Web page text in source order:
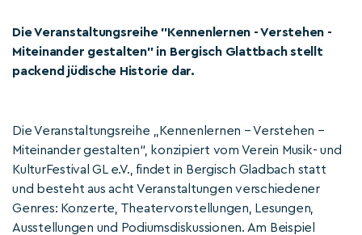
Die Veranstaltungsreihe "Kennenlernen - Verstehen -
Miteinander gestalten" in Bergisch Glattbach stellt
packend jüdische Historie dar.
Die Veranstaltungsreihe „Kennenlernen – Verstehen –
Miteinander gestalten“, konzipiert vom Verein Musik- und
KulturFestival GL e.V., findet in Bergisch Gladbach statt
und besteht aus acht Veranstaltungen verschiedener
Genres: Konzerte, Theatervorstellungen, Lesungen,
Ausstellungen und Podiumsdiskussionen. Am Beispiel